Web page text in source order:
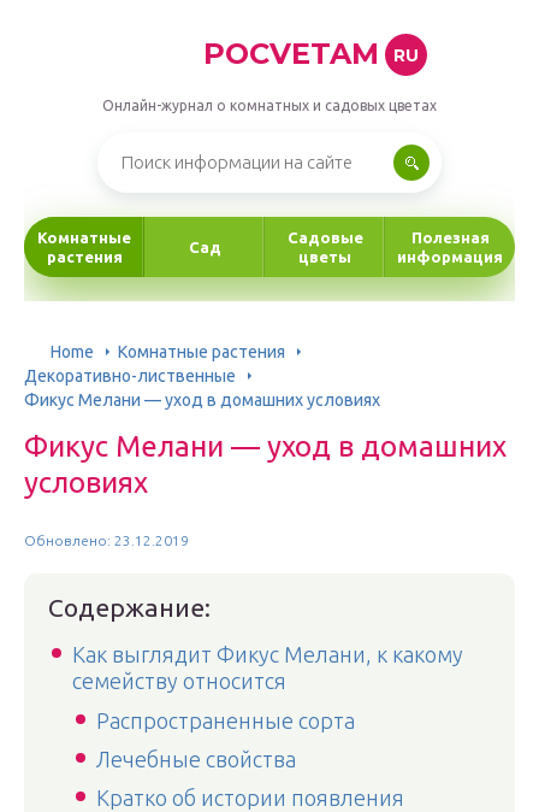
POCVETAM RU
Онлайн-журнал о комнатных и садовых цветах
Комнатные
растения
Сад
Садовые
цветы
Полезная
информация
Home
Комнатные растения
Декоративно-лиственные
Фикус Мелани — уход в домашних условиях
Фикус Мелани — уход в домашних
условиях
Обновлено: 23.12.2019
Содержание:
Как выглядит Фикус Мелани, к какому
семейству относится
Распространенные сорта
Лечебные свойства
Кратко об истории появления